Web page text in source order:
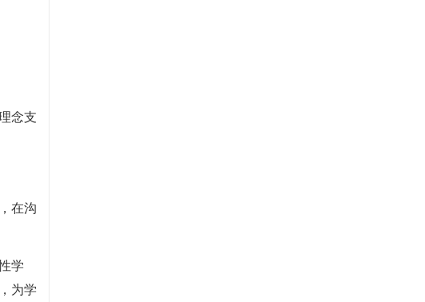
念支
在沟
学
为学